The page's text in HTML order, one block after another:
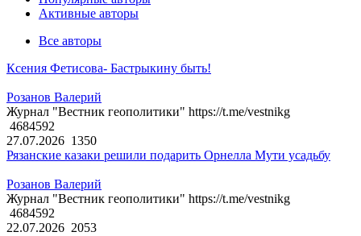
Активные авторы
Все авторы
Ксения Фетисова- Бастрыкину быть!
Розанов Валерий
Журнал "Вестник геополитики" https://t.me/vestnikg
4684592
27.07.2026 1350
Рязанские казаки решили подарить Орнелла Мути усадьбу
Розанов Валерий
Журнал "Вестник геополитики" https://t.me/vestnikg
4684592
22.07.2026 2053